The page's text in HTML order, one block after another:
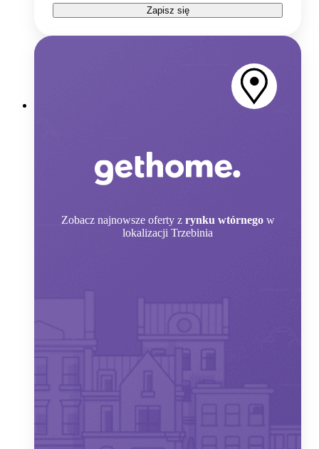
Zapisz się
Zobacz najnowsze oferty z rynku wtórnego w
lokalizacji Trzebinia